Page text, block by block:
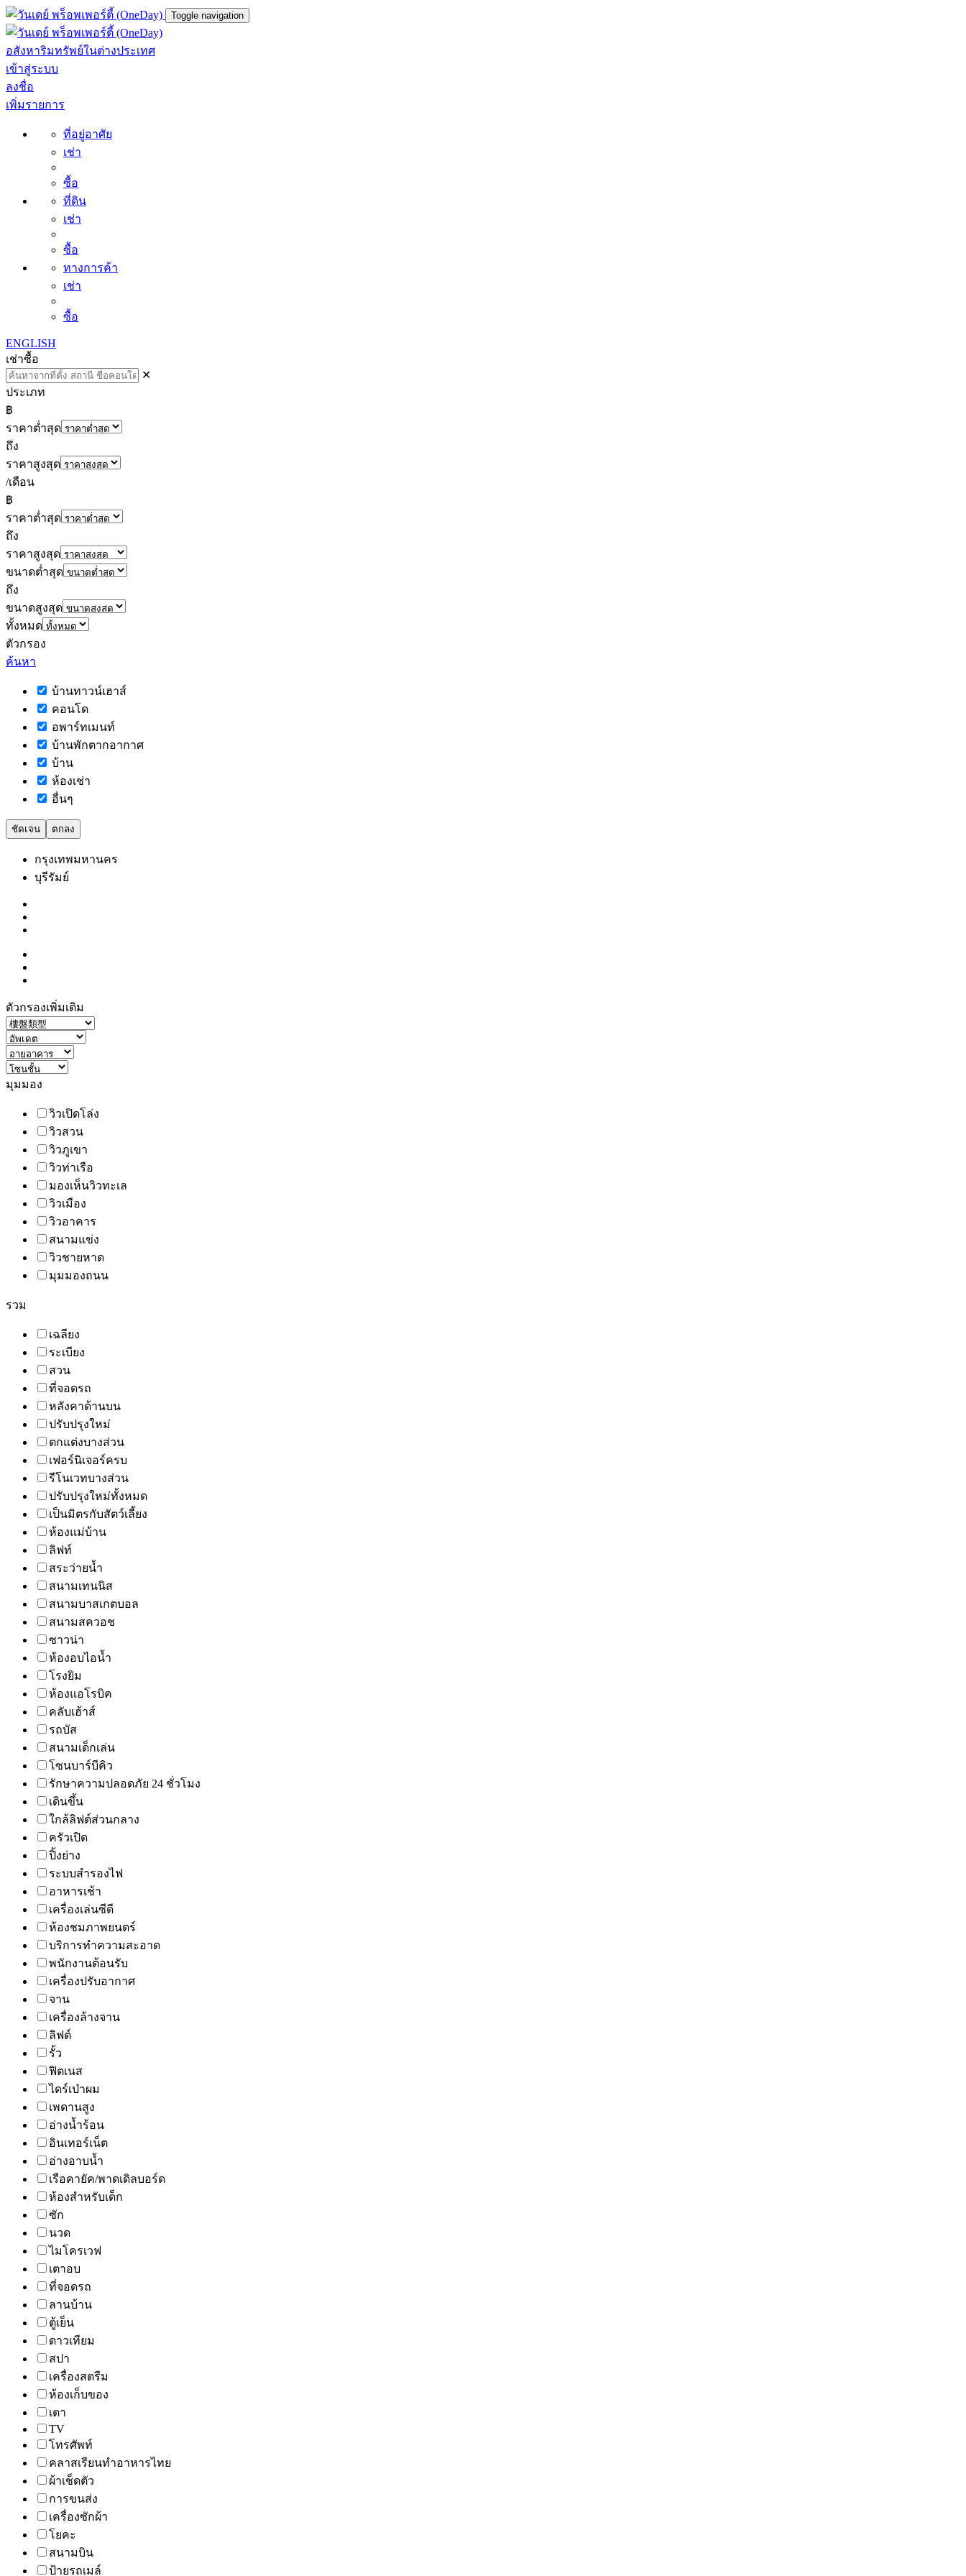
Toggle navigation
อสังหาริมทรัพย์ในต่างประเทศ
เข้าสู่ระบบ
ลงชื่อ
เพิ่มรายการ
ที่อยู่อาศัย
เช่า
ซื้อ
ที่ดิน
เช่า
ซื้อ
ทางการค้า
เช่า
ซื้อ
ENGLISH
เช่าซื้อ
✕
ประเภท
฿
ราคาต่ำสุด
ถึง
ราคาสูงสุด
/เดือน
฿
ราคาต่ำสุด
ถึง
ราคาสูงสุด
ขนาดต่ำสุด
ถึง
ขนาดสูงสุด
ทั้งหมด
ตัวกรอง
ค้นหา
บ้านทาวน์เฮาส์
คอนโด
อพาร์ทเมนท์
บ้านพักตากอากาศ
บ้าน
ห้องเช่า
อื่นๆ
ชัดเจน ตกลง
กรุงเทพมหานคร
บุรีรัมย์
ตัวกรองเพิ่มเติม
มุมมอง
วิวเปิดโล่ง
วิวสวน
วิวภูเขา
วิวท่าเรือ
มองเห็นวิวทะเล
วิวเมือง
วิวอาคาร
สนามแข่ง
วิวชายหาด
มุมมองถนน
รวม
เฉลียง
ระเบียง
สวน
ที่จอดรถ
หลังคาด้านบน
ปรับปรุงใหม่
ตกแต่งบางส่วน
เฟอร์นิเจอร์ครบ
รีโนเวทบางส่วน
ปรับปรุงใหม่ทั้งหมด
เป็นมิตรกับสัตว์เลี้ยง
ห้องแม่บ้าน
ลิฟท์
สระว่ายน้ำ
สนามเทนนิส
สนามบาสเกตบอล
สนามสควอช
ซาวน่า
ห้องอบไอน้ำ
โรงยิม
ห้องแอโรบิค
คลับเฮ้าส์
รถบัส
สนามเด็กเล่น
โซนบาร์บีคิว
รักษาความปลอดภัย 24 ชั่วโมง
เดินขึ้น
ใกล้ลิฟต์ส่วนกลาง
ครัวเปิด
ปิ้งย่าง
ระบบสำรองไฟ
อาหารเช้า
เครื่องเล่นซีดี
ห้องชมภาพยนตร์
บริการทำความสะอาด
พนักงานต้อนรับ
เครื่องปรับอากาศ
จาน
เครื่องล้างจาน
ลิฟต์
รั้ว
ฟิตเนส
ไดร์เป่าผม
เพดานสูง
อ่างน้ำร้อน
อินเทอร์เน็ต
อ่างอาบน้ำ
เรือคายัค/พาดเดิลบอร์ด
ห้องสำหรับเด็ก
ซัก
นวด
ไมโครเวฟ
เตาอบ
ที่จอดรถ
ลานบ้าน
ตู้เย็น
ดาวเทียม
สปา
เครื่องสตรีม
ห้องเก็บของ
เตา
TV
โทรศัพท์
คลาสเรียนทำอาหารไทย
ผ้าเช็ดตัว
การขนส่ง
เครื่องซักผ้า
โยคะ
สนามบิน
ป้ายรถเมล์